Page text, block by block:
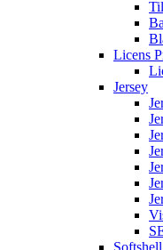
Licens
Jersey
Softshell